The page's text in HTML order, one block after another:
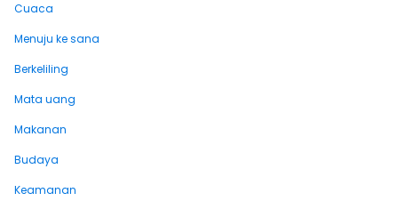
Cuaca
Menuju ke sana
Berkeliling
Mata uang
Makanan
Budaya
Keamanan